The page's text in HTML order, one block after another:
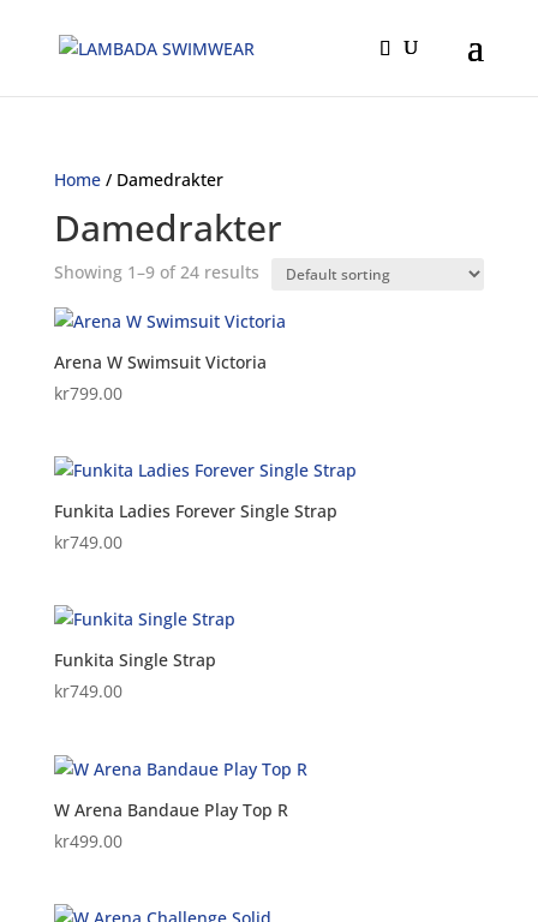
Home/ Damedrakter
Damedrakter
Showing 1–9 of 24 results
Arena W Swimsuit Victoria
kr799.00
Funkita Ladies Forever Single Strap
kr749.00
Funkita Single Strap
kr749.00
W Arena Bandaue Play Top R
kr499.00